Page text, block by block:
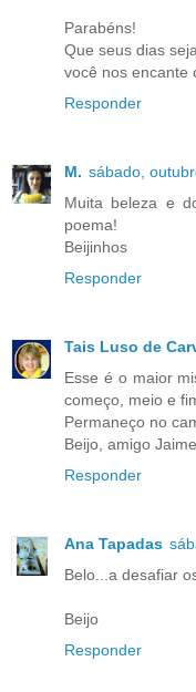
Parabéns!
Que seus dias
você nos encante
Responder
M. sábado,
Muita beleza e
poema!
Beijinhos
Responder
Tais Luso de
Esse é o maior
começo, meio e
Permaneço no
Beijo, amigo
Responder
Ana Tapadas
Belo...a desafiar
Beijo
Responder